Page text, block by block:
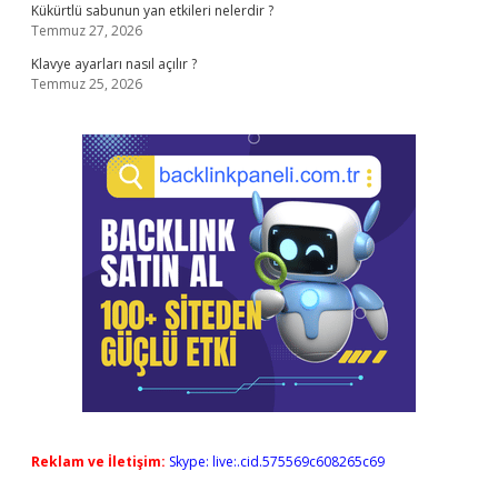
Kükürtlü sabunun yan etkileri nelerdir ?
Temmuz 27, 2026
Klavye ayarları nasıl açılır ?
Temmuz 25, 2026
Reklam ve İletişim: Skype: live:.cid.575569c608265c69